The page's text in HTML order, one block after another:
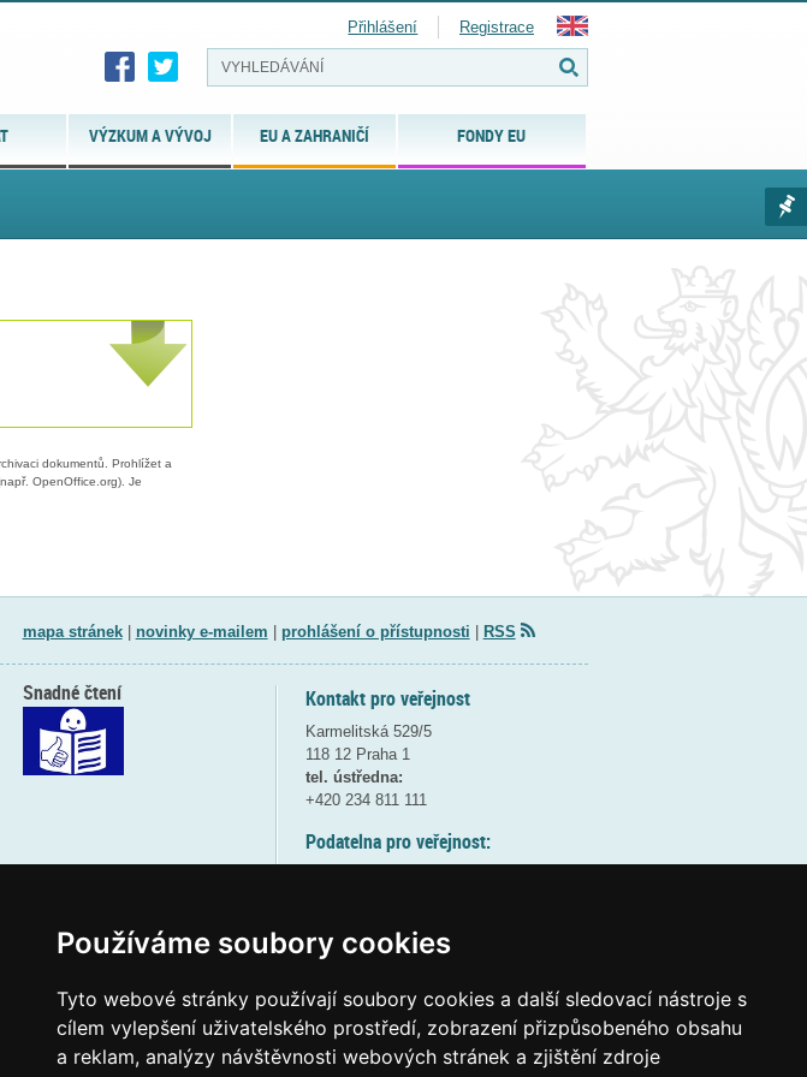
Používáme soubory cookies
Tyto webové stránky používají soubory cookies a další sledovací nástroje s
cílem vylepšení uživatelského prostředí, zobrazení přizpůsobeného obsahu
a reklam, analýzy návštěvnosti webových stránek a zjištění zdroje
VÝZKUM A VÝVOJ EU A ZAHRANIČÍ FONDY EU
Přihlášení Registrace
dokumentů. Prohlížet a
OpenOffice.org). Je
mapa stránek| novinky e-mailem prohlášení o přístupnosti RSS
Kontakt pro veřejnost
Karmelitská 529/5
118 12 Praha 1
tel. ústředna:
+420 234 811 111
Podatelna pro veřejnost:
(více informací
Elektronická podatelna:
posta@msmtgov cz
Snadné čtení